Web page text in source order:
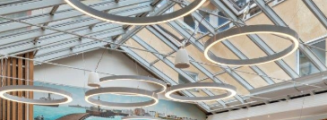
z. B. für personalisierte Anzeigen und
Weitere Informationen über
in unsererDatenschutzerklärung.
verwendeten Cookies. Sie können
geben oder sich weitere
nur bestimmte Cookies auswählen.